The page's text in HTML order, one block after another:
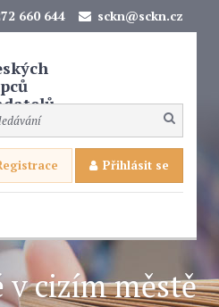
660 644 sckn@sckn.cz
Přihlásit se
v cizím městě